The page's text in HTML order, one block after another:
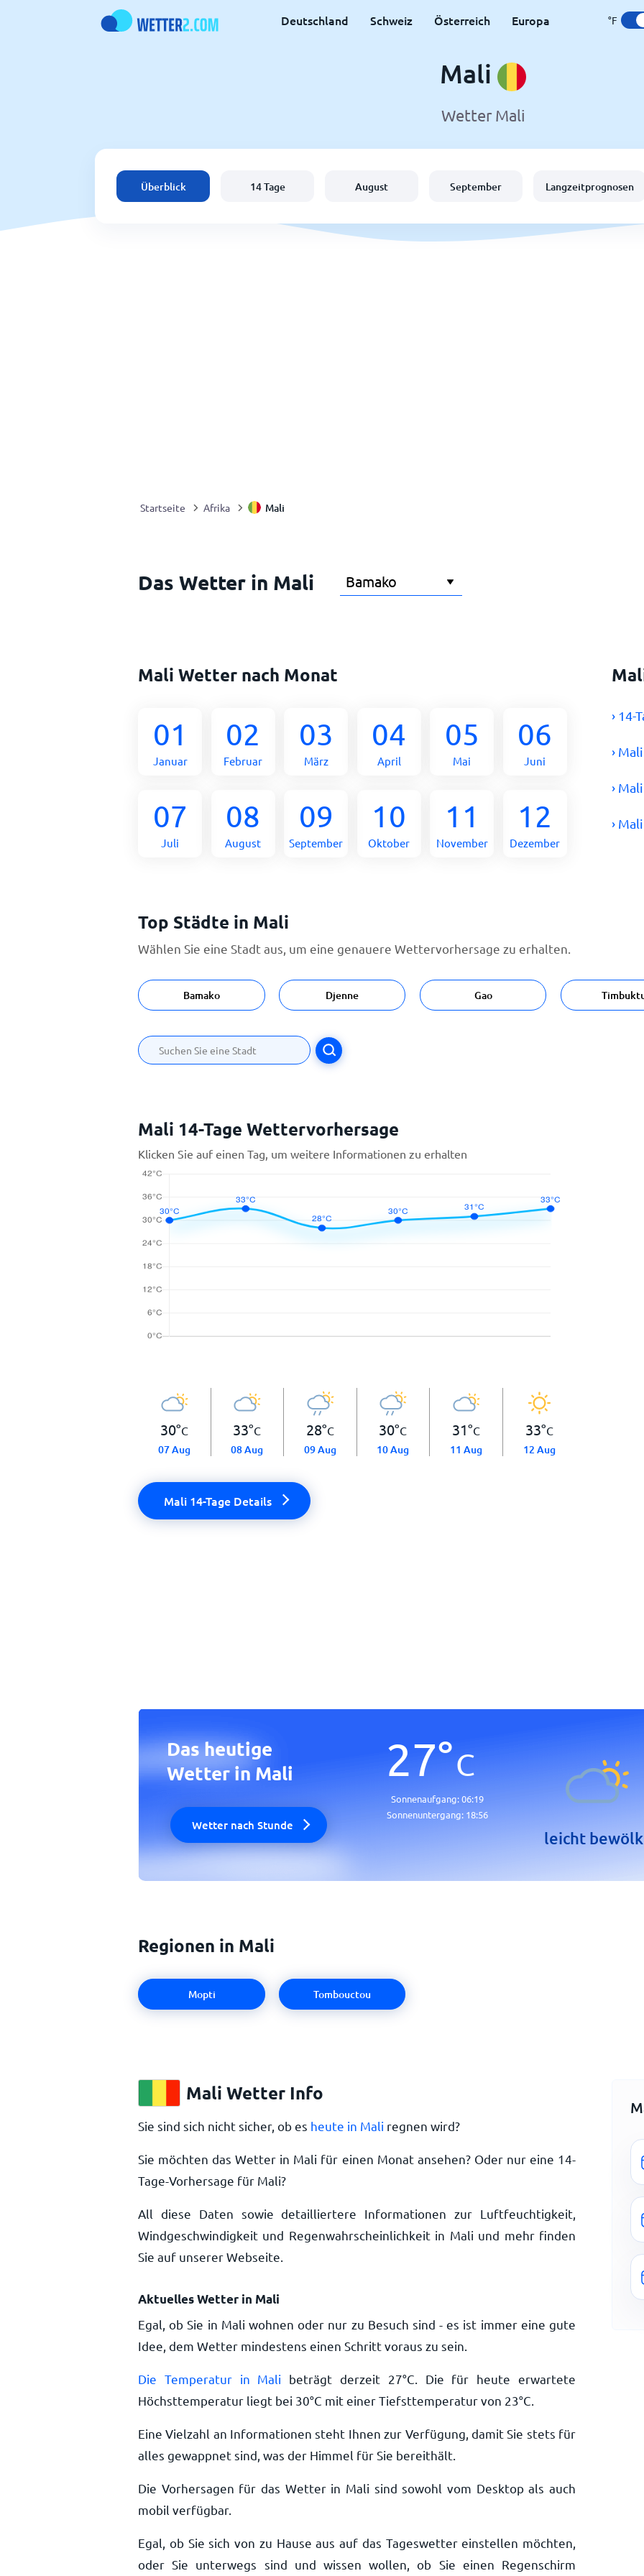
Deutschland Schweiz Österreich Europa °F
Mali
Wetter Mali
Überblick 14 Tage August September Langzeitprognosen
Startseite Afrika Mali
Das Wetter in Mali
Mali Wetter nach Monat
01
Januar
02
Februar
03
März
04
April
05
Mai
06
Juni
07
Juli
08
August
09
September
10
Oktober
11
November
12
Dezember
› 14-
›
›
›
Top Städte in Mali
Wählen Sie eine Stadt aus, um eine genauere Wettervorhersage zu erhalten.
Bamako Djenne Gao
Mali 14-Tage Wettervorhersage
Klicken Sie auf einen Tag, um weitere Informationen zu erhalten
30°C
07 Aug
33°C
08 Aug
28°C
09 Aug
30°C
10 Aug
31°C
11 Aug
33°C
12 Aug
Mali 14-Tage Details
Das heutige
Wetter in Mali
Wetter nach Stunde
27°C
Sonnenaufgang:06:19
Sonnenuntergang: 18:56
leicht
Regionen in Mali
Mopti Tombouctou
Mali Wetter Info
Sie sind sich nicht sicher, ob es heute in Mali regnen wird?
Sie möchten das Wetter in Mali für einen Monat ansehen? Oder nur eine 14-
Tage-Vorhersage für Mali?
All diese Daten sowie detailliertere Informationen zur Luftfeuchtigkeit,
Windgeschwindigkeit und Regenwahrscheinlichkeit in Mali und mehr finden
Sie auf unserer Webseite.
Aktuelles Wetter in Mali
Egal, ob Sie in Mali wohnen oder nur zu Besuch sind - es ist immer eine gute
Idee, dem Wetter mindestens einen Schritt voraus zu sein.
Die Temperatur in Mali beträgt derzeit 27°C . Die für heute erwartete
Höchsttemperatur liegt bei 30°C mit einer Tiefsttemperatur von 23°C
Eine Vielzahl an Informationen steht Ihnen zur Verfügung, damit Sie stets für
alles gewappnet sind, was der Himmel für Sie bereithält.
Die Vorhersagen für das Wetter in Mali sind sowohl vom Desktop als auch
mobil verfügbar.
Egal, ob Sie sich von zu Hause aus auf das Tageswetter einstellen möchten,
oder Sie unterwegs sind und wissen wollen, ob Sie einen Regenschirm